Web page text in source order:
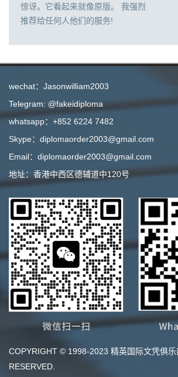
惊讶。它看起来就像原版。 我强烈
推荐给任何人他们的服务!
wechat：Jasonwilliam2003
Telegram: @fakeidiploma
whatsapp：+852 6224 7482
Skype：diplomaorder2003@gmail.com
Email：diplomaorder2003@gmail.com
地址：香港中西区德辅道中120号
COPYRIGHT © 1998-2023 精英国际文凭俱
RESERVED.